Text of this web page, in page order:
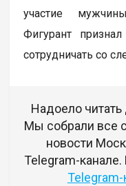
участие
Фигурант
сотрудничать со
Надоело читать
Мы собрали все
новости
Telegram-
Telegram-